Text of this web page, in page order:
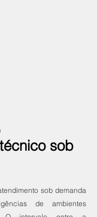
sob
sob demanda
de ambientes